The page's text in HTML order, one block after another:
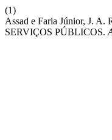
(1)
Assad e Faria Júnior, J.
SERVIÇOS PÚBLICOS.